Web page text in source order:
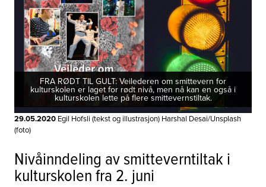
FRA RØDT TIL GULT: Veilederen om smittevern for
kulturskolen er laget for rødt nivå, men nå kan en også i
kulturskolen lette på flere smittevernstiltak.
29.05.2020 Egil Hofsli (tekst og illustrasjon) Harshal Desai/Unsplash
(foto)
Nivåinndeling av smitteverntiltak i
kulturskolen fra 2. juni